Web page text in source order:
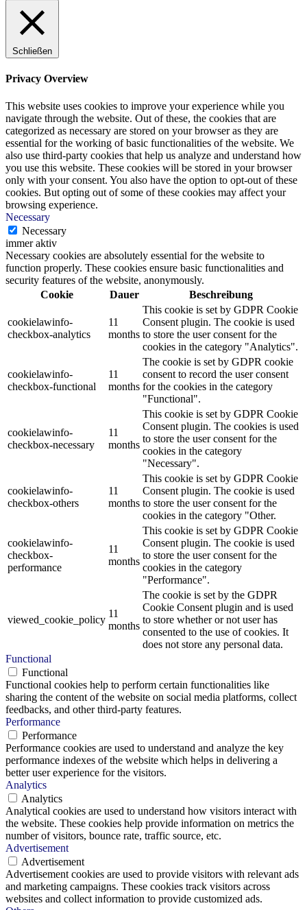
Schließen
Privacy Overview
This website uses cookies to improve your experience while you
navigate through the website. Out of these, the cookies that are
categorized as necessary are stored on your browser as they are
essential for the working of basic functionalities of the website. We
also use third-party cookies that help us analyze and understand how
you use this website. These cookies will be stored in your browser
only with your consent. You also have the option to opt-out of these
cookies. But opting out of some of these cookies may affect your
browsing experience.
Necessary
Necessary
immer aktiv
Necessary cookies are absolutely essential for the website to
function properly. These cookies ensure basic functionalities and
security features of the website, anonymously.
Cookie
Dauer Beschreibung
cookielawinfo-
checkbox-analytics
11
months
This cookie is set by GDPR Cookie
Consent plugin. The cookie is used
to store the user consent for the
cookies in the category "Analytics".
cookielawinfo-
checkbox-functional
11
months
The cookie is set by GDPR cookie
consent to record the user consent
for the cookies in the category
"Functional".
cookielawinfo-
checkbox-necessary
11
months
This cookie is set by GDPR Cookie
Consent plugin. The cookies is used
to store the user consent for the
cookies in the category
"Necessary".
cookielawinfo-
checkbox-others
11
months
This cookie is set by GDPR Cookie
Consent plugin. The cookie is used
to store the user consent for the
cookies in the category "Other.
cookielawinfo-
checkbox-
performance
11
months
This cookie is set by GDPR Cookie
Consent plugin. The cookie is used
to store the user consent for the
cookies in the category
"Performance".
viewed_cookie_policy
11
months
The cookie is set by the GDPR
Cookie Consent plugin and is used
to store whether or not user has
consented to the use of cookies. It
does not store any personal data.
Functional
Functional
Functional cookies help to perform certain functionalities like
sharing the content of the website on social media platforms, collect
feedbacks, and other third-party features.
Performance
Performance
Performance cookies are used to understand and analyze the key
performance indexes of the website which helps in delivering a
better user experience for the visitors.
Analytics
Analytics
Analytical cookies are used to understand how visitors interact with
the website. These cookies help provide information on metrics the
number of visitors, bounce rate, traffic source, etc.
Advertisement
Advertisement
Advertisement cookies are used to provide visitors with relevant ads
and marketing campaigns. These cookies track visitors across
websites and collect information to provide customized ads.